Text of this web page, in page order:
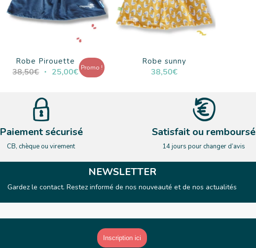
Robe Pirouette
38,50€ Le
initial
était :
38,50€.
25,00€LePromo !
Robe sunny
38,50€
Paiement sécurisé
CB, chèque ou virement
Satisfait ou remboursé
14 jours pour changer d’avis
NEWSLETTER
Gardez le contact. Restez informé de nos nouveauté et de nos actualités
E-mail
*